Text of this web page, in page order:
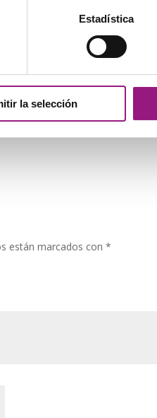
Estadística
la selección
Etiquetas:bolso
Si tiene cualquier
Estaremos
están marcados con*